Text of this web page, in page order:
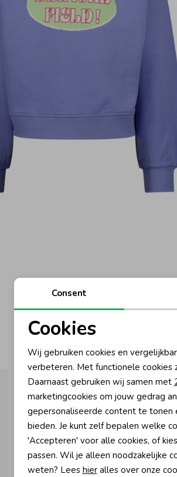
Noodzakelijke cookies
Analytische cookies
Consent
Cookies
Wij gebruiken cookies en
verbeteren. Met functionele
Daarnaast gebruiken wij samen met
marketingcookies om jouw gedrag
gepersonaliseerde content te
bieden. Je kunt zelf bepalen welke
'Accepteren' voor alle cookies, of
passen. Wil je alleen noodzakelijke
weten? Lees hieralles over onze